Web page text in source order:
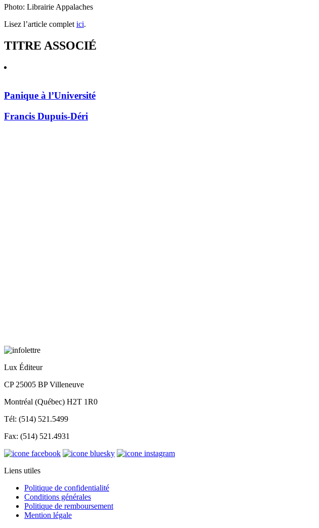
Photo: Librairie Appalaches
Lisez l’article complet ici.
TITRE ASSOCIÉ
Panique à l’Université
Francis Dupuis-Déri
Lux Éditeur
CP 25005 BP Villeneuve
Montréal (Québec) H2T 1R0
Tél: (514) 521.5499
Fax: (514) 521.4931
Liens utiles
Politique de confidentialité
Conditions générales
Politique de remboursement
Mention légale